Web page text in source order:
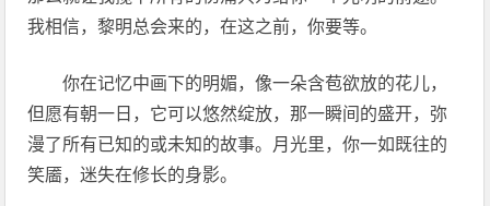
我相信，黎明总会来的，在这之前，你要等。
你在记忆中画下的明媚，像一朵含苞欲放的花儿，
但愿有朝一日，它可以悠然绽放，那一瞬间的盛开，弥
漫了所有已知的或未知的故事。月光里，你一如既往的
笑靥，迷失在修长的身影。